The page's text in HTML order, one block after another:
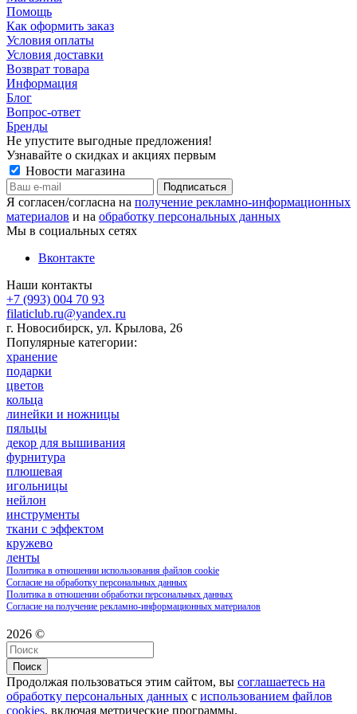
Помощь
Как оформить заказ
Условия оплаты
Условия доставки
Возврат товара
Информация
Блог
Вопрос-ответ
Бренды
Не упустите выгодные предложения!
Узнавайте о скидках и акциях первым
Новости магазина
Я согласен/согласна на получение рекламно-информационных
материалов и на обработку персональных данных
Мы в социальных сетях
Вконтакте
Наши контакты
+7 (993) 004 70 93
filaticlub.ru@yandex.ru
г. Новосибирск, ул. Крылова, 26
Популярные категории:
хранение
подарки
цветов
кольца
линейки и ножницы
пяльцы
декор для вышивания
фурнитура
плюшевая
игольницы
нейлон
инструменты
ткани с эффектом
кружево
ленты
Политика в отношении использования файлов cookie
Согласие на обработку персональных данных
Политика в отношении обработки персональных данных
Согласие на получение рекламно-информационных материалов
2026 ©
Поиск
Продолжая пользоваться этим сайтом, вы соглашаетесь на
обработку персональных данных с использованием файлов
cookies, включая метрические программы.